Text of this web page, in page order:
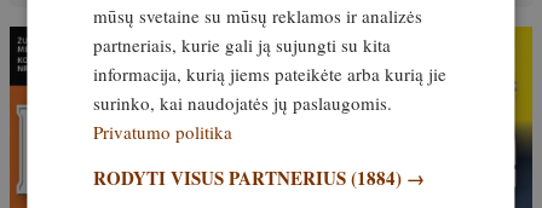
mūsų svetaine su mūsų reklamos ir analizės
partneriais, kurie gali ją sujungti su kita
informacija, kurią jiems pateikėte arba kurią jie
surinko, kai naudojatės jų paslaugomis.
Privatumo politika
RODYTI VISUS PARTNERIUS(1884) →